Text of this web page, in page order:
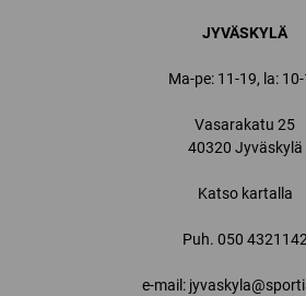
JYVÄSKYLÄ
Ma-pe: 11-19, la:
Vasarakatu 25
40320 Jyväskylä
Katso kartalla
Puh. 050 4321142
e-mail: